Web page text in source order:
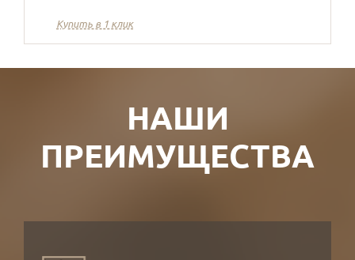
Купить в 1 клик
НАШИ
ПРЕИМУЩЕСТВА